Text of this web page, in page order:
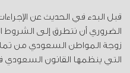
قبل البدء في الحديث عن
الضروري أن نتطرق إلى
زوجة المواطن السعودي من
التي ينظمها القانون